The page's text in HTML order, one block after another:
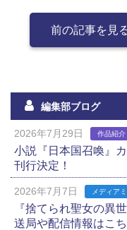
前の記事を見
編集部ブログ
2026年7月29日 作品紹介
小説『日本国召喚』
刊行決定！
2026年7月7日 メディア
『捨てられ聖女の異
送局や配信情報はこち